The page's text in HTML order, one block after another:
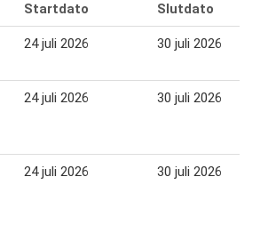
Startdato Slutdato
24 juli 2026 30 juli 2026
24 juli 2026 30 juli 2026
24 juli 2026 30 juli 2026